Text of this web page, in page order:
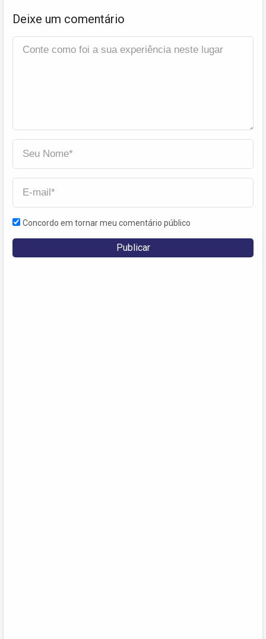
Deixe um comentário
Concordo em tornar meu comentário público